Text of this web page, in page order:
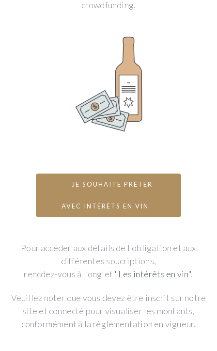
crowdfunding.
JE SOUHAITE PRÊTER
AVEC INTÉRÊTS EN VIN
Pour accéder aux détails de l'obligation et aux
différentes soucriptions,
rencdez-vous à l'onglet "Les intérêts en vin".
Veuillez noter que vous devez être inscrit sur notre
site et connecté pour visualiser les montants,
conformément à la réglementation en vigueur.